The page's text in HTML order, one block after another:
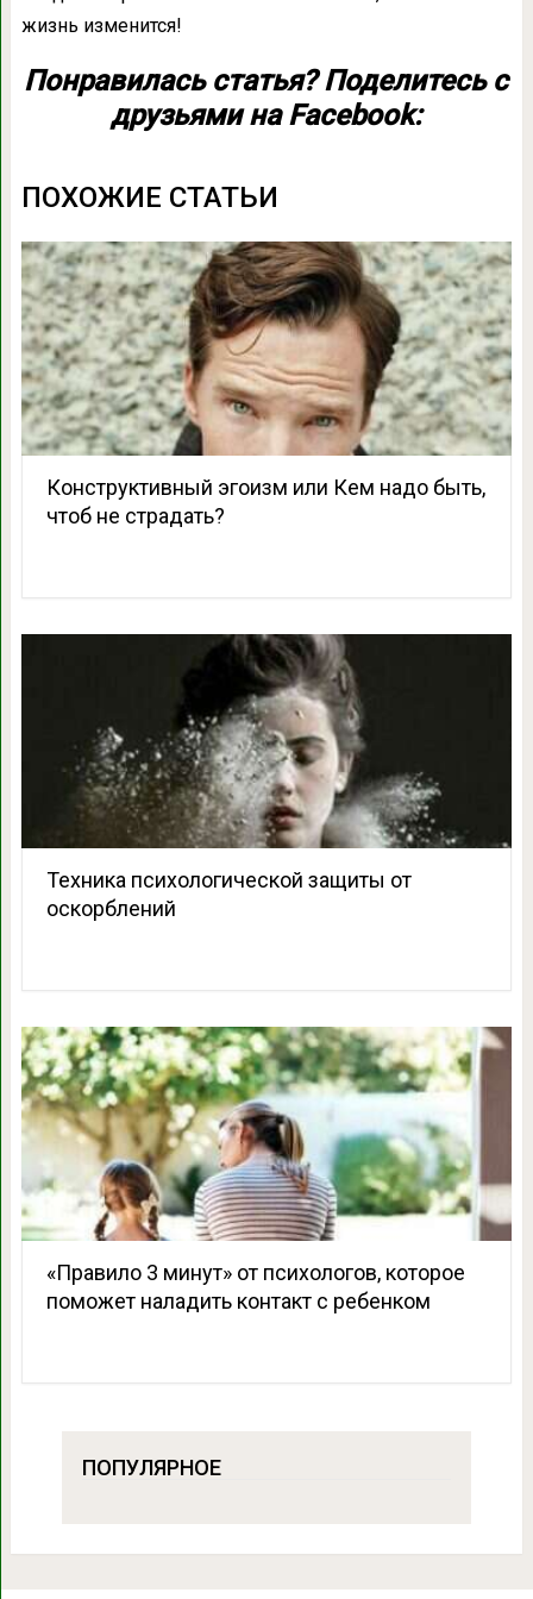
жизнь изменится!
Понравилась статья? Поделитесь с
друзьями на Facebook:
ПОХОЖИЕ СТАТЬИ
Конструктивный эгоизм или Кем надо быть,
чтоб не страдать?
Техника психологической защиты от
оскорблений
«Правило 3 минут» от психологов, которое
поможет наладить контакт с ребенком
ПОПУЛЯРНОЕ